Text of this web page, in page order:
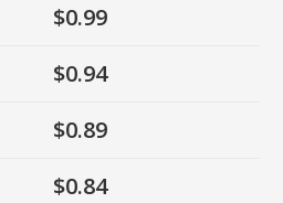
$0.99
$0.94
$0.89
$0.84